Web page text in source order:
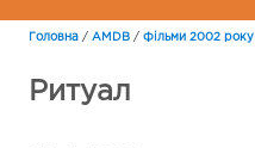
Головна / AMDB / Фільми 2002 року
Ритуал